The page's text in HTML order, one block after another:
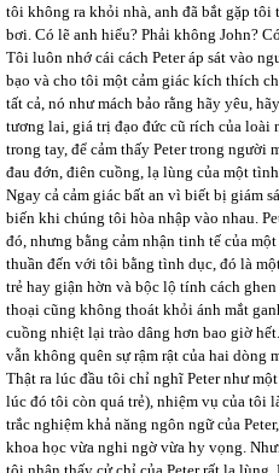
tôi không ra khỏi nhà, anh đã bắt gặp
bơi. Có lẽ anh hiểu? Phải không John?
Tôi luôn nhớ cái cách Peter áp sát vào
bạo và cho tôi một cảm giác kích thích
tất cả, nó như mách bảo rằng hãy yêu,
tương lai, giá trị đạo đức cũ rích của loài
trong tay, để cảm thấy Peter trong người
đau đớn, điên cuồng, lạ lùng của một
Ngay cả cảm giác bất an vì biết bị giám
biến khi chúng tôi hòa nhập vào nhau.
đó, nhưng bằng cảm nhận tinh tế của
thuần đến với tôi bằng tình dục, đó là
trẻ hay giận hờn và bộc lộ tính cách
thoại cũng không thoát khỏi ánh mắt
cuồng nhiệt lại trào dâng hơn bao giờ
vẫn không quên sự rậm rật của hai dòng
Thật ra lúc đầu tôi chỉ nghĩ Peter như
lúc đó tôi còn quá trẻ), nhiệm vụ của tôi
trắc nghiệm khả năng ngôn ngữ của
khoa học vừa nghi ngờ vừa hy vọng.